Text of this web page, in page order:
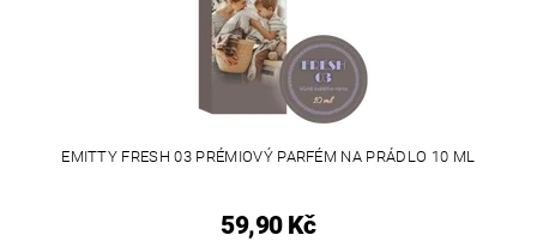
EMITTY FRESH 03 PRÉMIOVÝ PARFÉM NA PRÁDLO 10 ML
59,90 Kč